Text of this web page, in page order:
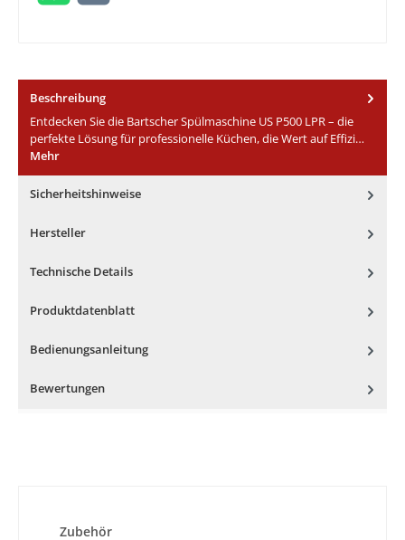
Beschreibung
Entdecken Sie die Bartscher Spülmaschine US P500 LPR – die
perfekte Lösung für professionelle Küchen, die Wert auf Effizi…
Mehr
Sicherheitshinweise
Hersteller
Technische Details
Produktdatenblatt
Bedienungsanleitung
Bewertungen
Produktgalerie überspringen
Zubehör